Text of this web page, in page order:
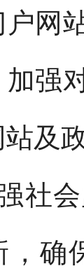
户网
加强
及
社
，确